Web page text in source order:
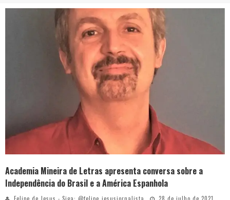
Academia Mineira de Letras apresenta conversa sobre a
Independência do Brasil e a América Espanhola